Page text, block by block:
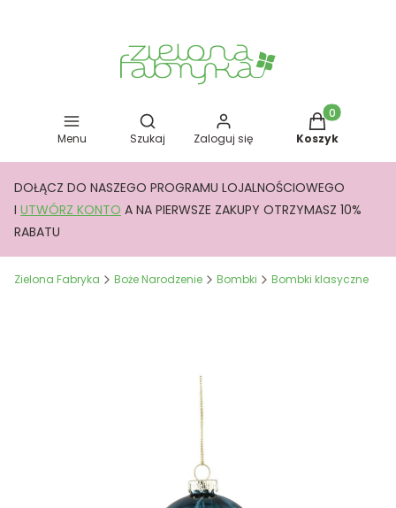
Menu
Otwórz wyszukiwarkę
Szukaj Zaloguj się
Produkty w
Koszyk
DOŁĄCZ DO NASZEGO PROGRAMU LOJALNOŚCIOWEGO
I UTWÓRZ KONTO A NA PIERWSZE ZAKUPY OTRZYMASZ 10%
RABATU
Zielona Fabryka Boże Narodzenie Bombki Bombki klasyczne